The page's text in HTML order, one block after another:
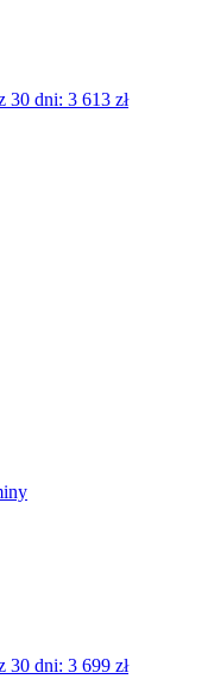
30 dni: 3 613 zł
30 dni: 3 699 zł